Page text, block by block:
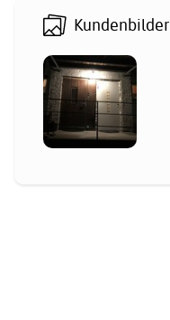
Kundenbilder